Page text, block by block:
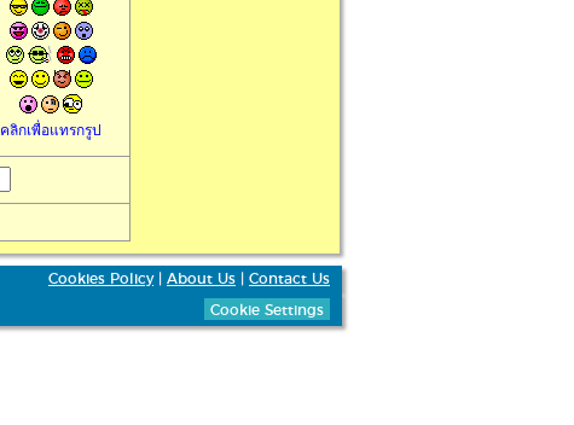
คลิกเพื่อแทรกรูป
Cookies Policy| About Us Contact Us
Cookie Settings